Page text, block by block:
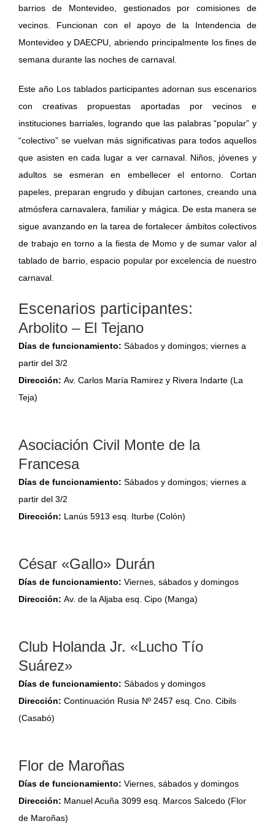
barrios de Montevideo, gestionados por comisiones de
vecinos. Funcionan con el apoyo de la Intendencia de
Montevideo y DAECPU, abriendo principalmente los fines de
semana durante las noches de carnaval.
Este año Los tablados participantes adornan sus escenarios
con creativas propuestas aportadas por vecinos e
instituciones barriales, logrando que las palabras “popular” y
“colectivo” se vuelvan más significativas para todos aquellos
que asisten en cada lugar a ver carnaval. Niños, jóvenes y
adultos se esmeran en embellecer el entorno. Cortan
papeles, preparan engrudo y dibujan cartones, creando una
atmósfera carnavalera, familiar y mágica. De esta manera se
sigue avanzando en la tarea de fortalecer ámbitos colectivos
de trabajo en torno a la fiesta de Momo y de sumar valor al
tablado de barrio, espacio popular por excelencia de nuestro
carnaval.
Escenarios participantes:
Arbolito – El Tejano
Días de funcionamiento: Sábados y domingos; viernes a
partir del 3/2
Dirección: Av. Carlos María Ramirez y Rivera Indarte (La
Teja)
Asociación Civil Monte de la
Francesa
Días de funcionamiento: Sábados y domingos; viernes a
partir del 3/2
Dirección: Lanús 5913 esq. Iturbe (Colón)
César «Gallo» Durán
Días de funcionamiento: Viernes, sábados y domingos
Dirección: Av. de la Aljaba esq. Cipo (Manga)
Club Holanda Jr. «Lucho Tío
Suárez»
Días de funcionamiento: Sábados y domingos
Dirección: Continuación Rusia Nº 2457 esq. Cno. Cibils
(Casabó)
Flor de Maroñas
Días de funcionamiento: Viernes, sábados y domingos
Dirección: Manuel Acuña 3099 esq. Marcos Salcedo (Flor
de Maroñas)